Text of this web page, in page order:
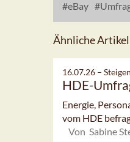
eBay
Ähnliche Artikel
16.07.26 –
HDE-
Energie,
vom HDE
Von Sabine